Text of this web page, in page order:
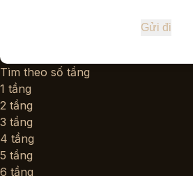
Tìm theo số tầng
1 tầng
2 tầng
3 tầng
4 tầng
5 tầng
6 tầng